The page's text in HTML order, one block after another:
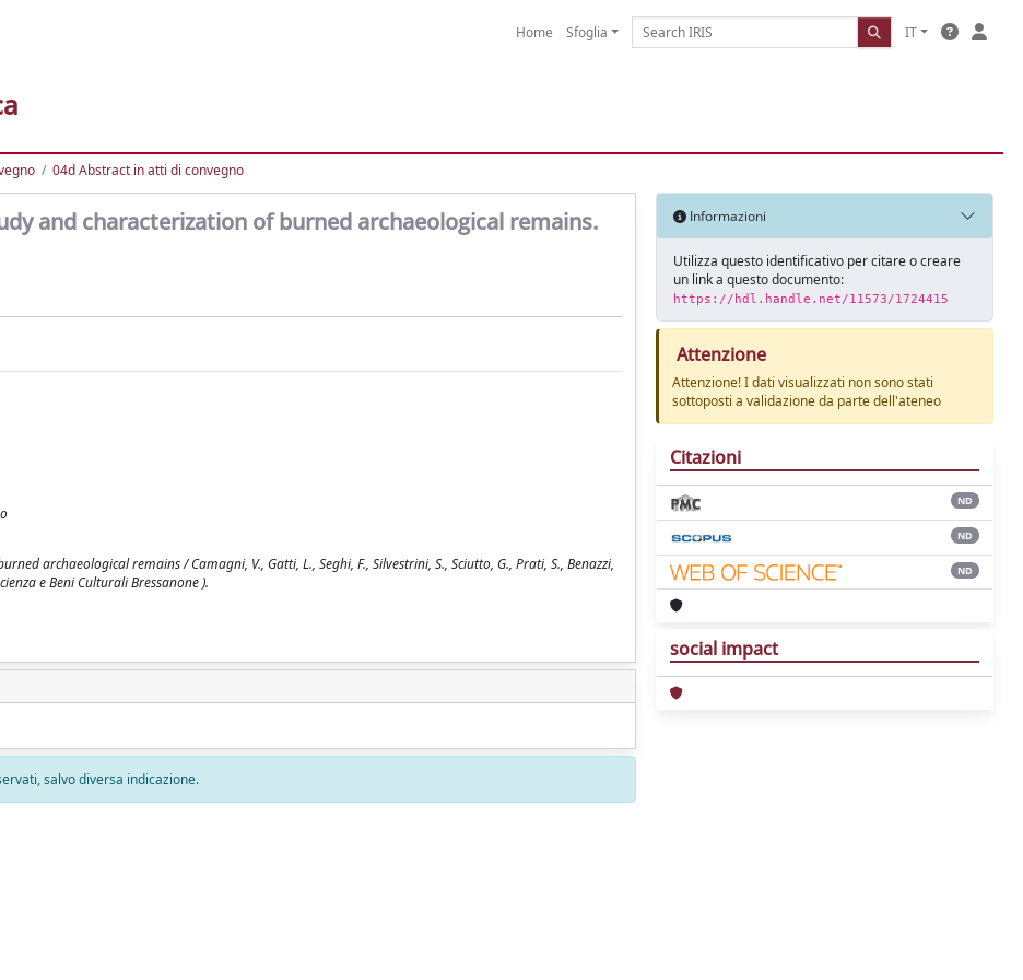
Home Sfoglia IT
04d Abstract in atti di convegno
and characterization of burned archaeological remains.
archaeological remains / Camagni, V., Gatti, L., Seghi, F., Silvestrini, S., Sciutto, G., Prati, S., Benazzi,
e Beni Culturali Bressanone ).
salvo diversa indicazione.
Informazioni
Utilizza questo identificativo per citare o creare
un link a questo documento:
https://hdl.handle.net/11573/1724415
Attenzione
Attenzione! I dati visualizzati non sono stati
sottoposti a validazione da parte dell'ateneo
Citazioni
ND
ND
ND
social impact